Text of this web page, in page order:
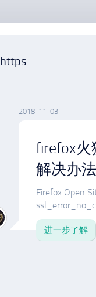
https
2018-11-03
firefox火
解决办法
Firefox Open
进一步了解